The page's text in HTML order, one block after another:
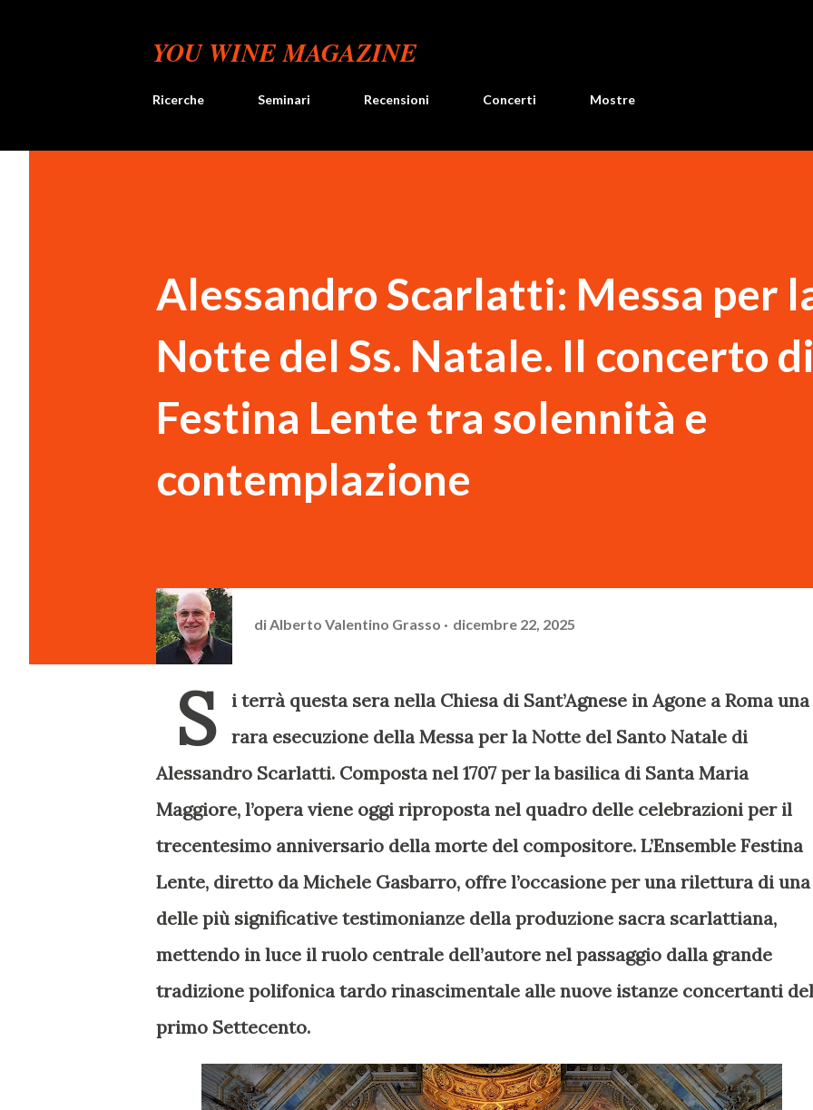
YOU WINE MAGAZINE
Ricerche Seminari Recensioni Concerti Mostre
Alessandro Scarlatti: Messa per
Notte del Ss. Natale. Il concerto
Festina Lente tra solennità e
contemplazione
di Alberto Valentino Grasso dicembre 22, 2025
S
i terrà questa sera nella Chiesa di Sant’Agnese in Agone a Roma una
rara esecuzione della Messa per la Notte del Santo Natale di
Alessandro Scarlatti. Composta nel 1707 per la basilica di Santa Maria
Maggiore, l’opera viene oggi riproposta nel quadro delle celebrazioni per il
trecentesimo anniversario della morte del compositore. L’Ensemble Festina
Lente, diretto da Michele Gasbarro, offre l’occasione per una rilettura di una
delle più significative testimonianze della produzione sacra scarlattiana,
mettendo in luce il ruolo centrale dell’autore nel passaggio dalla grande
tradizione polifonica tardo rinascimentale alle nuove istanze concertanti del
primo Settecento.